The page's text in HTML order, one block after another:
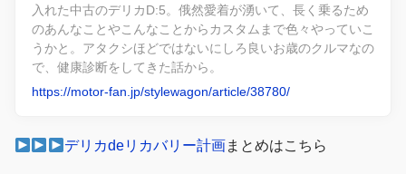
入れた中古のデリカD:5。俄然愛着が湧いて、長く乗るため
のあんなことやこんなことからカスタムまで色々やっていこ
うかと。アタクシほどではないにしろ良いお歳のクルマなの
で、健康診断をしてきた話から。
https://motor-fan.jp/stylewagon/article/38780/
デリカdeリカバリー計画まとめはこちら